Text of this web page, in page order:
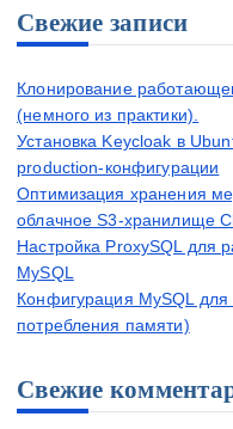
Свежие записи
Клонирование
(немного из практики).
Установка Keycloak в
production-конфигурации
Оптимизация хранения
облачное S3-хранилище
Настройка ProxySQL для
MySQL
Конфигурация MySQL
потребления памяти)
Свежие